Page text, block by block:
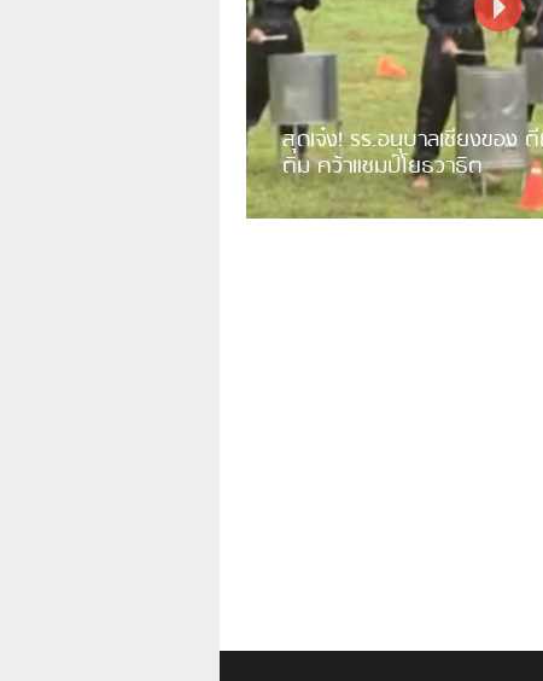
สุดเจ๋ง! รร.อนุบาลเชียงของ
ติม คว้าแชมป์โยธวาธิต